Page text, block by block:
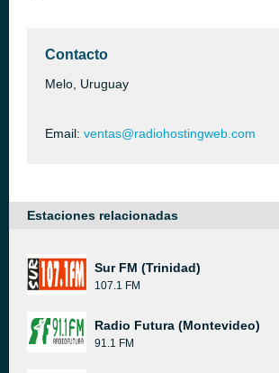
Contacto
Melo, Uruguay
Email: ventas@radiohostingweb.com
Estaciones relacionadas
Sur FM (Trinidad)
107.1 FM
Radio Futura (Montevideo)
91.1 FM